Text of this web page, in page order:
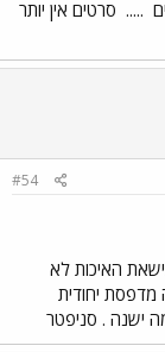
..... סרטים אין יותר
#54
האיכות לא
מדפסת יחודית
ישנה . סניפטר